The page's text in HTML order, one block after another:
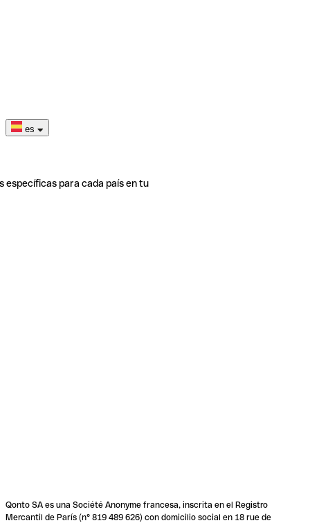
es
específicas para cada país en tu
Qonto SA es una Société Anonyme francesa, inscrita en el Registro
Mercantil de París (n° 819 489 626) con domicilio social en 18 rue de